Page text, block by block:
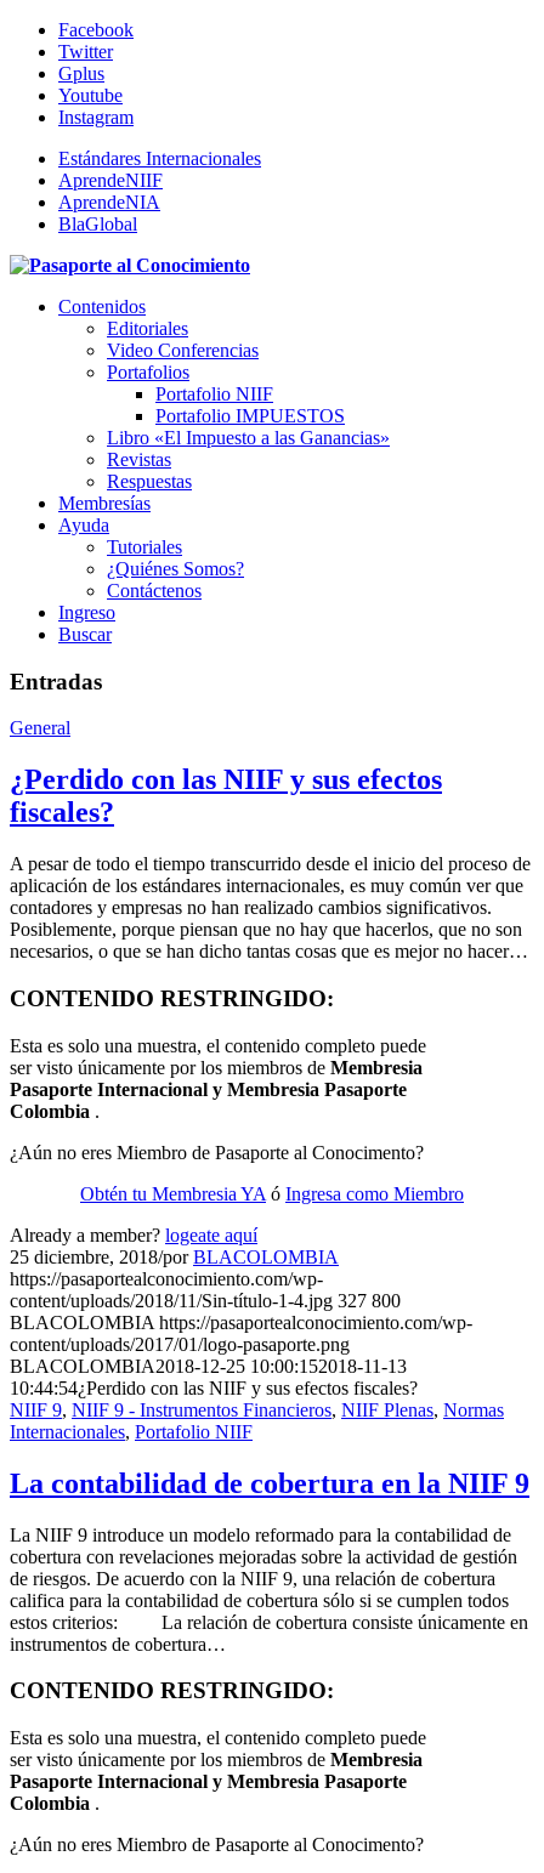
Facebook
Twitter
Gplus
Youtube
Instagram
Estándares Internacionales
AprendeNIIF
AprendeNIA
BlaGlobal
Contenidos
Editoriales
Video Conferencias
Portafolios
Portafolio NIIF
Portafolio IMPUESTOS
Libro «El Impuesto a las Ganancias»
Revistas
Respuestas
Membresías
Ayuda
Tutoriales
¿Quiénes Somos?
Contáctenos
Ingreso
Buscar
Entradas
General
¿Perdido con las NIIF y sus efectos
fiscales?
A pesar de todo el tiempo transcurrido desde el inicio del proceso de
aplicación de los estándares internacionales, es muy común ver que
contadores y empresas no han realizado cambios significativos.
Posiblemente, porque piensan que no hay que hacerlos, que no son
necesarios, o que se han dicho tantas cosas que es mejor no hacer…
CONTENIDO RESTRINGIDO:
Esta es solo una muestra, el contenido completo puede
ser visto únicamente por los miembros de Membresia
Pasaporte Internacional y Membresia Pasaporte
Colombia .
¿Aún no eres Miembro de Pasaporte al Conocimento?
Obtén tu Membresia YA ó Ingresa como Miembro
Already a member? logeate aquí
25 diciembre, 2018/porBLACOLOMBIA
https://pasaportealconocimiento.com/wp-
content/uploads/2018/11/Sin-título-1-4.jpg 327 800
BLACOLOMBIA https://pasaportealconocimiento.com/wp-
content/uploads/2017/01/logo-pasaporte.png
BLACOLOMBIA2018-12-25 10:00:152018-11-13
10:44:54¿Perdido con las NIIF y sus efectos fiscales?
NIIF 9, NIIF 9 - Instrumentos Financieros, NIIF Plenas, Normas
Internacionales, Portafolio NIIF
La contabilidad de cobertura en la NIIF 9
La NIIF 9 introduce un modelo reformado para la contabilidad de
cobertura con revelaciones mejoradas sobre la actividad de gestión
de riesgos. De acuerdo con la NIIF 9, una relación de cobertura
califica para la contabilidad de cobertura sólo si se cumplen todos
estos criterios: La relación de cobertura consiste únicamente en
instrumentos de cobertura…
CONTENIDO RESTRINGIDO:
Esta es solo una muestra, el contenido completo puede
ser visto únicamente por los miembros de Membresia
Pasaporte Internacional y Membresia Pasaporte
Colombia .
¿Aún no eres Miembro de Pasaporte al Conocimento?